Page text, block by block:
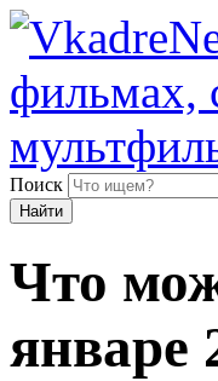
Поиск
Найти
Что
январе